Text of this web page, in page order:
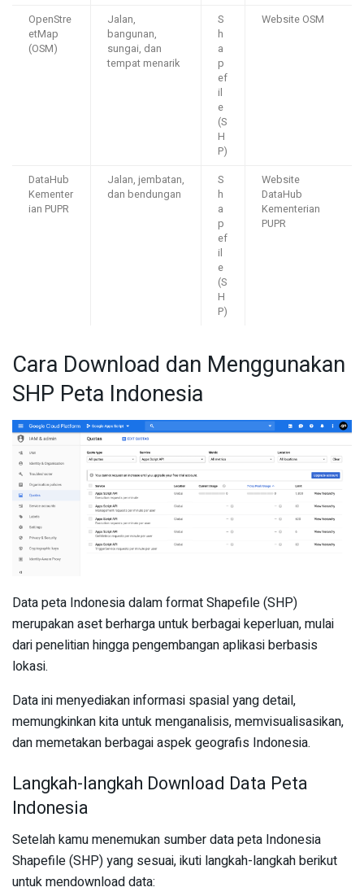
OpenStre
etMap
(OSM)
Jalan,
bangunan,
sungai, dan
tempat menarik
S
h
a
p
ef
il
e
(S
H
P)
Website OSM
DataHub
Kementer
ian PUPR
Jalan, jembatan,
dan bendungan
S
h
a
p
ef
il
e
(S
H
P)
Website
DataHub
Kementerian
PUPR
Cara Download dan Menggunakan
SHP Peta Indonesia
Data peta Indonesia dalam format Shapefile (SHP)
merupakan aset berharga untuk berbagai keperluan, mulai
dari penelitian hingga pengembangan aplikasi berbasis
lokasi.
Data ini menyediakan informasi spasial yang detail,
memungkinkan kita untuk menganalisis, memvisualisasikan,
dan memetakan berbagai aspek geografis Indonesia.
Langkah-langkah Download Data Peta
Indonesia
Setelah kamu menemukan sumber data peta Indonesia
Shapefile (SHP) yang sesuai, ikuti langkah-langkah berikut
untuk mendownload data: